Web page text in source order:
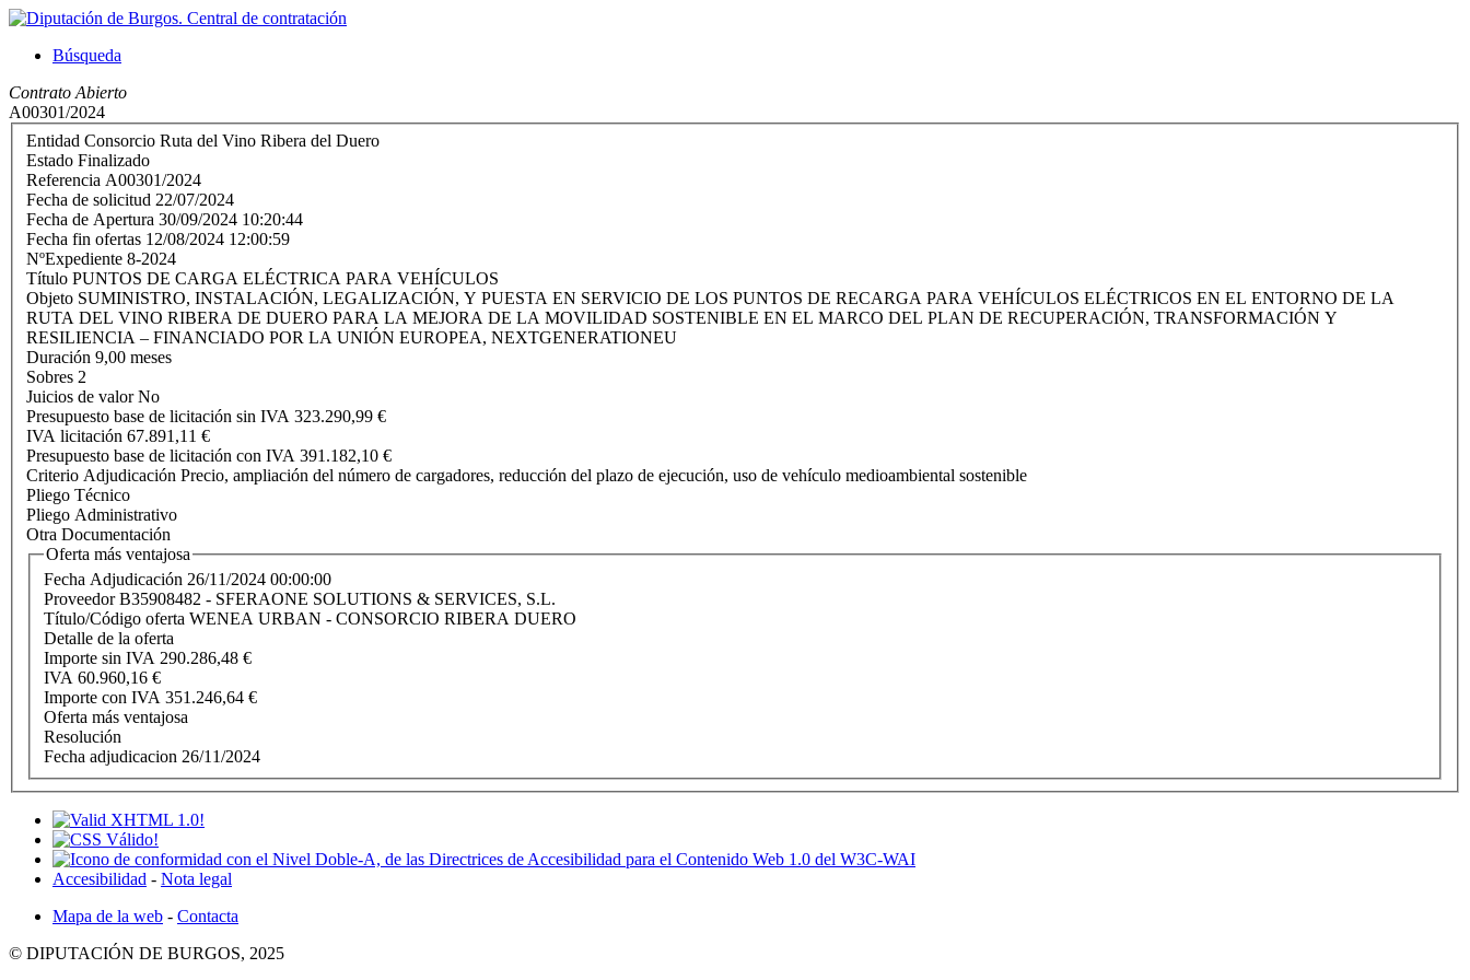
Búsqueda
Contrato Abierto
A00301/2024
Entidad Consorcio Ruta del Vino Ribera del Duero
Estado Finalizado
Referencia A00301/2024
Fecha de solicitud 22/07/2024
Fecha de Apertura 30/09/2024 10:20:44
Fecha fin ofertas 12/08/2024 12:00:59
NºExpediente 8-2024
Título PUNTOS DE CARGA ELÉCTRICA PARA VEHÍCULOS
Objeto SUMINISTRO, INSTALACIÓN, LEGALIZACIÓN, Y PUESTA EN SERVICIO DE LOS PUNTOS DE RECARGA PARA VEHÍCULOS ELÉCTRICOS EN EL ENTORNO DE LA
RUTA DEL VINO RIBERA DE DUERO PARA LA MEJORA DE LA MOVILIDAD SOSTENIBLE EN EL MARCO DEL PLAN DE RECUPERACIÓN, TRANSFORMACIÓN Y
RESILIENCIA – FINANCIADO POR LA UNIÓN EUROPEA, NEXTGENERATIONEU
Duración 9,00 meses
Sobres 2
Juicios de valor No
Presupuesto base de licitación sin IVA 323.290,99 €
IVA licitación 67.891,11 €
Presupuesto base de licitación con IVA 391.182,10 €
Criterio Adjudicación Precio, ampliación del número de cargadores, reducción del plazo de ejecución, uso de vehículo medioambiental sostenible
Pliego Técnico
Pliego Administrativo
Otra Documentación
Oferta más ventajosa
Fecha Adjudicación 26/11/2024 00:00:00
Proveedor B35908482 - SFERAONE SOLUTIONS & SERVICES, S.L.
Título/Código oferta WENEA URBAN - CONSORCIO RIBERA DUERO
Detalle de la oferta
Importe sin IVA 290.286,48 €
IVA 60.960,16 €
Importe con IVA 351.246,64 €
Oferta más ventajosa
Resolución
Fecha adjudicacion 26/11/2024
Accesibilidad - Nota legal
Mapa de la web - Contacta
© DIPUTACIÓN DE BURGOS, 2025